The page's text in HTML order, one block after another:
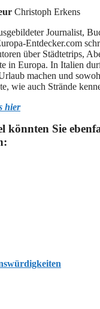
Christoph Erkens
Journalist,
Entdecker.com
über Städtetrips,
in Europa. In Italien
machen und
wie auch Strände
hier
könnten Sie